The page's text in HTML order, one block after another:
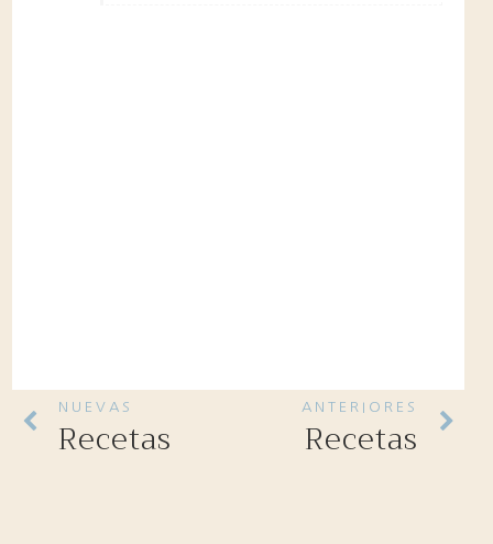
NUEVAS
Recetas
ANTERIORES
Recetas